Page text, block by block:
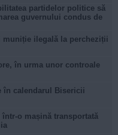
partidelor politice să
guvernului condus de
muniție ilegală la percheziții
în urma unor controale
în calendarul Bisericii
o mașină transportată